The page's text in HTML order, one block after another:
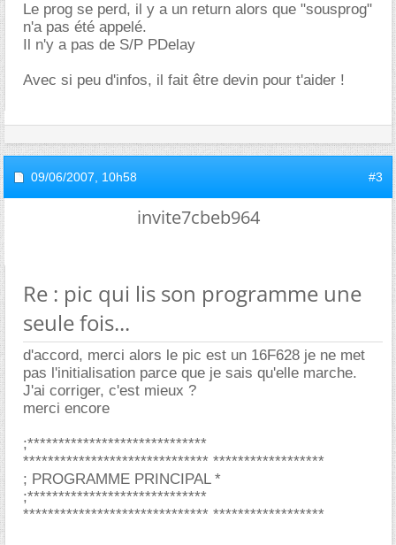
Le prog se perd, il y a un return alors que "sousprog"
n'a pas été appelé.
Il n'y a pas de S/P PDelay
Avec si peu d'infos, il fait être devin pour t'aider !
09/06/2007, 10h58 #3
invite7cbeb964
Re : pic qui lis son programme une
seule fois...
d'accord, merci alors le pic est un 16F628 je ne met
pas l'initialisation parce que je sais qu'elle marche.
J'ai corriger, c'est mieux ?
merci encore
;*****************************
****************************** ******************
; PROGRAMME PRINCIPAL *
;*****************************
****************************** ******************